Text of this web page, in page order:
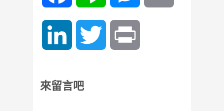
LinkedIn Twitter
來留言吧